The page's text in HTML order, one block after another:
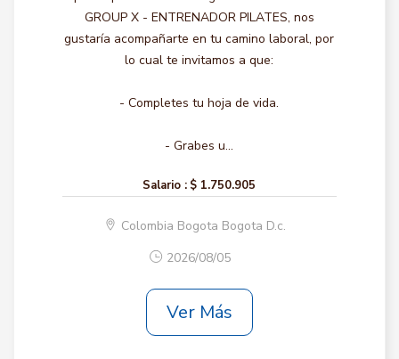
GROUP X - ENTRENADOR PILATES, nos
gustaría acompañarte en tu camino laboral, por
lo cual te invitamos a que:
- Completes tu hoja de vida.
- Grabes u...
Salario : $ 1.750.905
Colombia Bogota Bogota D.c.
2026/08/05
Ver Más